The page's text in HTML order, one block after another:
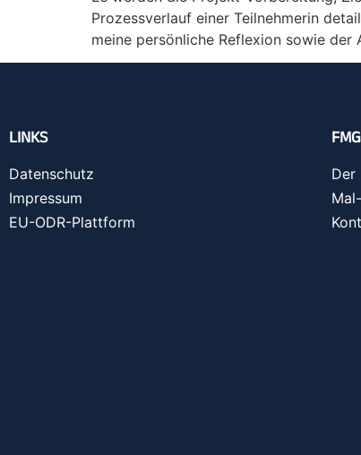
Prozessverlauf einer Teilnehmerin
meine persönliche Reflexion sowie der
LINKS
Datenschutz
Impressum
EU-ODR-Plattform
Der